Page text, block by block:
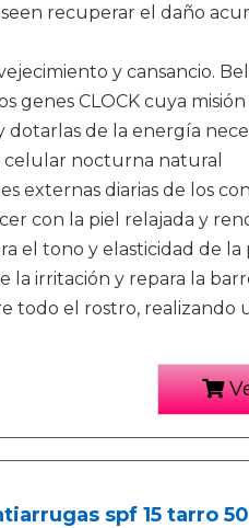
recuperar el daño
y cansancio.
genes CLOCK cuya
dotarlas de la energía
celular nocturna natural
externas diarias de los
con la piel relajada y
el tono y elasticidad de
la irritación y repara la
todo el rostro, realizando
spf 15 tarro 50